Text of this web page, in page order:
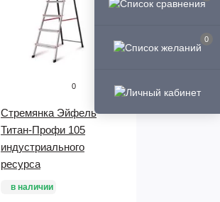
0
0
Стремянка Эйфель
Титан-Профи 105
индустриального
ресурса
в наличии